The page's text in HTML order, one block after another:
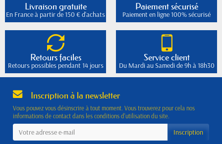
Livraison gratuite
En France à partir de 150 € d'achats
Paiement sécurisé
Paiement en ligne 100% sécurisé
Retours faciles
Retours possibles pendant 14 jours
Service client
Du Mardi au Samedi de 9h à 18h30
Inscription à la newsletter
Vous pouvez vous désinscrire à tout moment. Vous trouverez pour cela nos
informations de contact dans les conditions d'utilisation du site.